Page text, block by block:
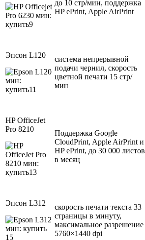
до 10 стр/мин, поддержка
HP ePrint, Apple AirPrint
Эпсон L120
система непрерывной
подачи чернил, скорость
цветной печати 15 стр/
мин
HP OfficeJet
Pro 8210
Поддержка Google
CloudPrint, Apple AirPrint и
HP ePrint, до 30 000 листов
в месяц
Эпсон L312
скорость печати текста 33
страницы в минуту,
максимальное разрешение
5760×1440 dpi